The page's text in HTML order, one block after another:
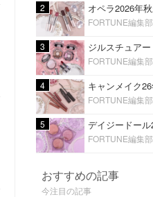
2
FORTUNE編集部
3
FORTUNE編集部
4
FORTUNE編集部
5
FORTUNE編集部
おすすめの記事
今注目の記事